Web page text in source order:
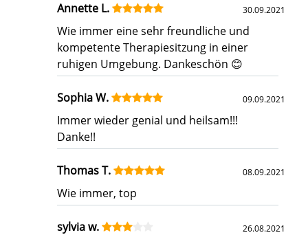
Annette L. 30.09.2021
Wie immer eine sehr freundliche und
kompetente Therapiesitzung in einer
ruhigen Umgebung. Dankeschön 😊
Sophia W. 09.09.2021
Immer wieder genial und heilsam!!!
Danke!!
Thomas T. 08.09.2021
Wie immer, top
sylvia w. 26.08.2021